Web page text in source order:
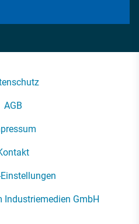
AGB
GmbH